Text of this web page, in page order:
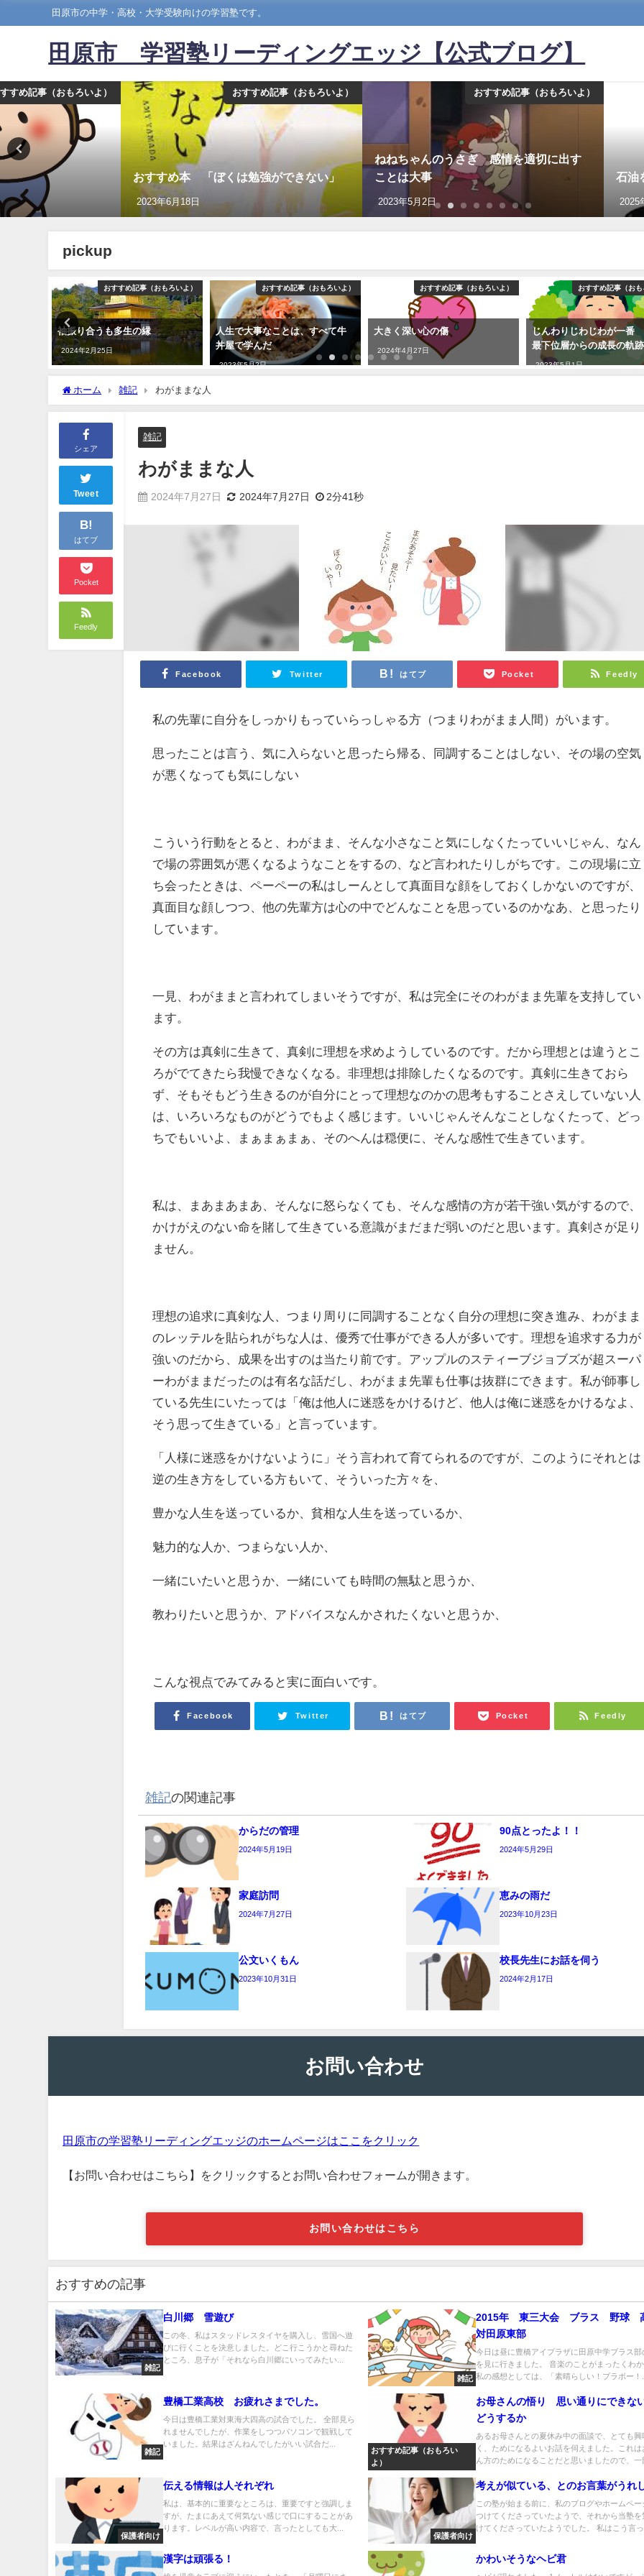
田原市の中学・高校・大学受験向けの学習塾です。
田原市 学習塾リーディングエッジ【公式ブログ】
すめ記事（おもろいよ） おすすめ記事（おもろいよ）
おすすめ本 「ぼくは勉強ができない」
2023年6月18日
おすすめ記事（おもろいよ）
ねねちゃんのうさぎ 感情を適切に出す
ことは大事
2023年5月2日
石油
2025
pickup
おすすめ記事（おもろいよ）
袖振り合うも多生の縁
2024年2月25日
おすすめ記事（おもろいよ）
人生で大事なことは、すべて牛
丼屋で学んだ
2023年5月2日
おすすめ記事（おもろいよ）
大きく深い心の傷
2024年4月27日
おすすめ記事（お
じんわりじわじわが一
最下位層からの成長の軌跡
2023年5月1日
ホーム 雑記 わがままな人
シェア
Tweet
B!
はてブ
Pocket
Feedly
雑記
わがままな人
2024年7月27日 2024年7月27日 2分41秒
Facebook Twitter はてブ Pocket Feedly
私の先輩に自分をしっかりもっていらっしゃる方（つまりわがまま人間）がいます。
思ったことは言う、気に入らないと思ったら帰る、同調することはしない、その場の空気
が悪くなっても気にしない
こういう行動をとると、わがまま、そんな小さなこと気にしなくたっていいじゃん、なん
で場の雰囲気が悪くなるようなことをするの、など言われたりしがちです。この現場に立
ち会ったときは、ペーペーの私はしーんとして真面目な顔をしておくしかないのですが、
真面目な顔しつつ、他の先輩方は心の中でどんなことを思っているのかなあ、と思ったり
しています。
一見、わがままと言われてしまいそうですが、私は完全にそのわがまま先輩を支持してい
ます。
その方は真剣に生きて、真剣に理想を求めようしているのです。だから理想とは違うとこ
ろがでてきたら我慢できなくなる。非理想は排除したくなるのです。真剣に生きておら
ず、そもそもどう生きるのが自分にとって理想なのかの思考もすることさえしていない人
は、いろいろなものがどうでもよく感じます。いいじゃんそんなことしなくたって、どっ
ちでもいいよ、まぁまぁまぁ、そのへんは穏便に、そんな感性で生きています。
私は、まあまあまあ、そんなに怒らなくても、そんな感情の方が若干強い気がするので、
かけがえのない命を賭して生きている意識がまだまだ弱いのだと思います。真剣さが足り
ません。
理想の追求に真剣な人、つまり周りに同調することなく自分の理想に突き進み、わがまま
のレッテルを貼られがちな人は、優秀で仕事ができる人が多いです。理想を追求する力が
強いのだから、成果を出すのは当たり前です。アップルのスティーブジョブズが超スーパ
ーわがままだったのは有名な話だし、わがまま先輩も仕事は抜群にできます。私が師事し
ている先生にいたっては「俺は他人に迷惑をかけるけど、他人は俺に迷惑をかけるなよ、
そう思って生きている」と言っています。
「人様に迷惑をかけないように」そう言われて育てられるのですが、このようにそれとは
逆の生き方をしている方もいて、そういった方々を、
豊かな人生を送っているか、貧相な人生を送っているか、
魅力的な人か、つまらない人か、
一緒にいたいと思うか、一緒にいても時間の無駄と思うか、
教わりたいと思うか、アドバイスなんかされたくないと思うか、
こんな視点でみてみると実に面白いです。
Facebook Twitter はてブ Pocket Feedly
雑記の関連記事
からだの管理
2024年5月19日
90点とったよ！！
2024年5月29日
家庭訪問
2024年7月27日
恵みの雨だ
2023年10月23日
公文いくもん
2023年10月31日
校長先生にお話を伺う
2024年2月17日
お問い合わせ
田原市の学習塾リーディングエッジのホームページはここをクリック
【お問い合わせはこちら】をクリックするとお問い合わせフォームが開きます。
お問い合わせはこちら
おすすめの記事
雑記
白川郷 雪遊び
この冬、私はスタッドレスタイヤを購入し、雪国へ遊
びに行くことを決意しました。どこ行こうかと尋ねた
ところ、息子が「それなら白川郷にいってみたい...
雑記
2015年 東三大会 ブラス 野球
対田原東部
今日は昼に豊橋アイプラザに田原中学ブラス部
を見に行きました。 音楽のことがまったくわ
私の感想としては、「素晴らしい！ブラボー！
雑記
豊橋工業高校 お疲れさまでした。
今日は豊橋工業対東海大四高の試合でした。 全部見ら
れませんでしたが、作業をしつつパソコンで観戦して
いました。結果はざんねんでしたがいい試合だ...
おすすめ記事（おもろい
よ）
お母さんの悟り 思い通りにできな
どうするか
あるお母さんとの夏休み中の面談で、とても興
く、ためになるよいお話を伺えました。これは
ん方のためになることだと思いましたので、一
保護者向け
伝える情報は人それぞれ
私は、基本的に重要なところは、重要ですと強調しま
すが、たまにあえて何気ない感じで口にすることがあ
ります。レベルが高い内容で、言ったとしても大...
保護者向け
考えが似ている、とのお言葉がうれ
この塾が始まる前に、私のブログやホームペー
つけてくださっていたようで、それから当塾を
けてくださっていたようでした。 私はこう言
漢字は頑張る！ かわいそうなヘビ君